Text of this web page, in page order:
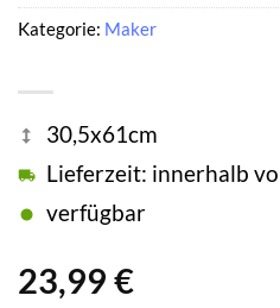
23,99 €
30,5x61cm
Lieferzeit: innerhalb
verfügbar
Kategorie: Maker